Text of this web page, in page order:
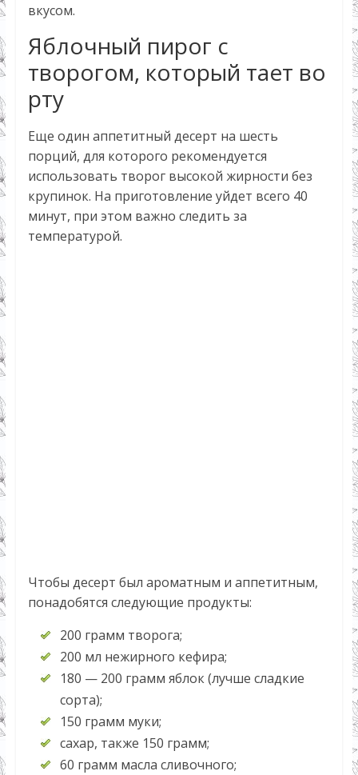
вкусом.
Яблочный пирог с
творогом, который тает во
рту
Еще один аппетитный десерт на шесть
порций, для которого рекомендуется
использовать творог высокой жирности без
крупинок. На приготовление уйдет всего 40
минут, при этом важно следить за
температурой.
Чтобы десерт был ароматным и аппетитным,
понадобятся следующие продукты:
200 грамм творога;
200 мл нежирного кефира;
180 — 200 грамм яблок (лучше сладкие
сорта);
150 грамм муки;
сахар, также 150 грамм;
60 грамм масла сливочного;